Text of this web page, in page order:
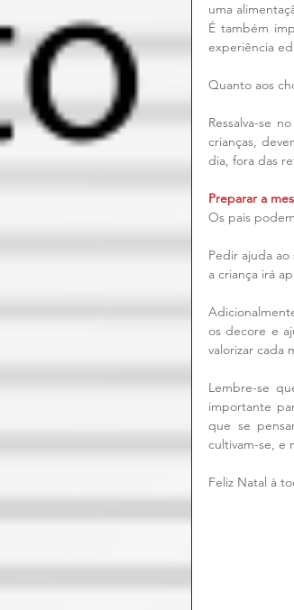
uma
É também
experiência
Quanto aos
Ressalva-se
crianças,
dia, fora das
Preparar a
Os pais
Pedir ajuda
a criança irá
os decore e
valorizar cada
Lembre-se
importante
que se
cultivam-se, e
Feliz Natal à